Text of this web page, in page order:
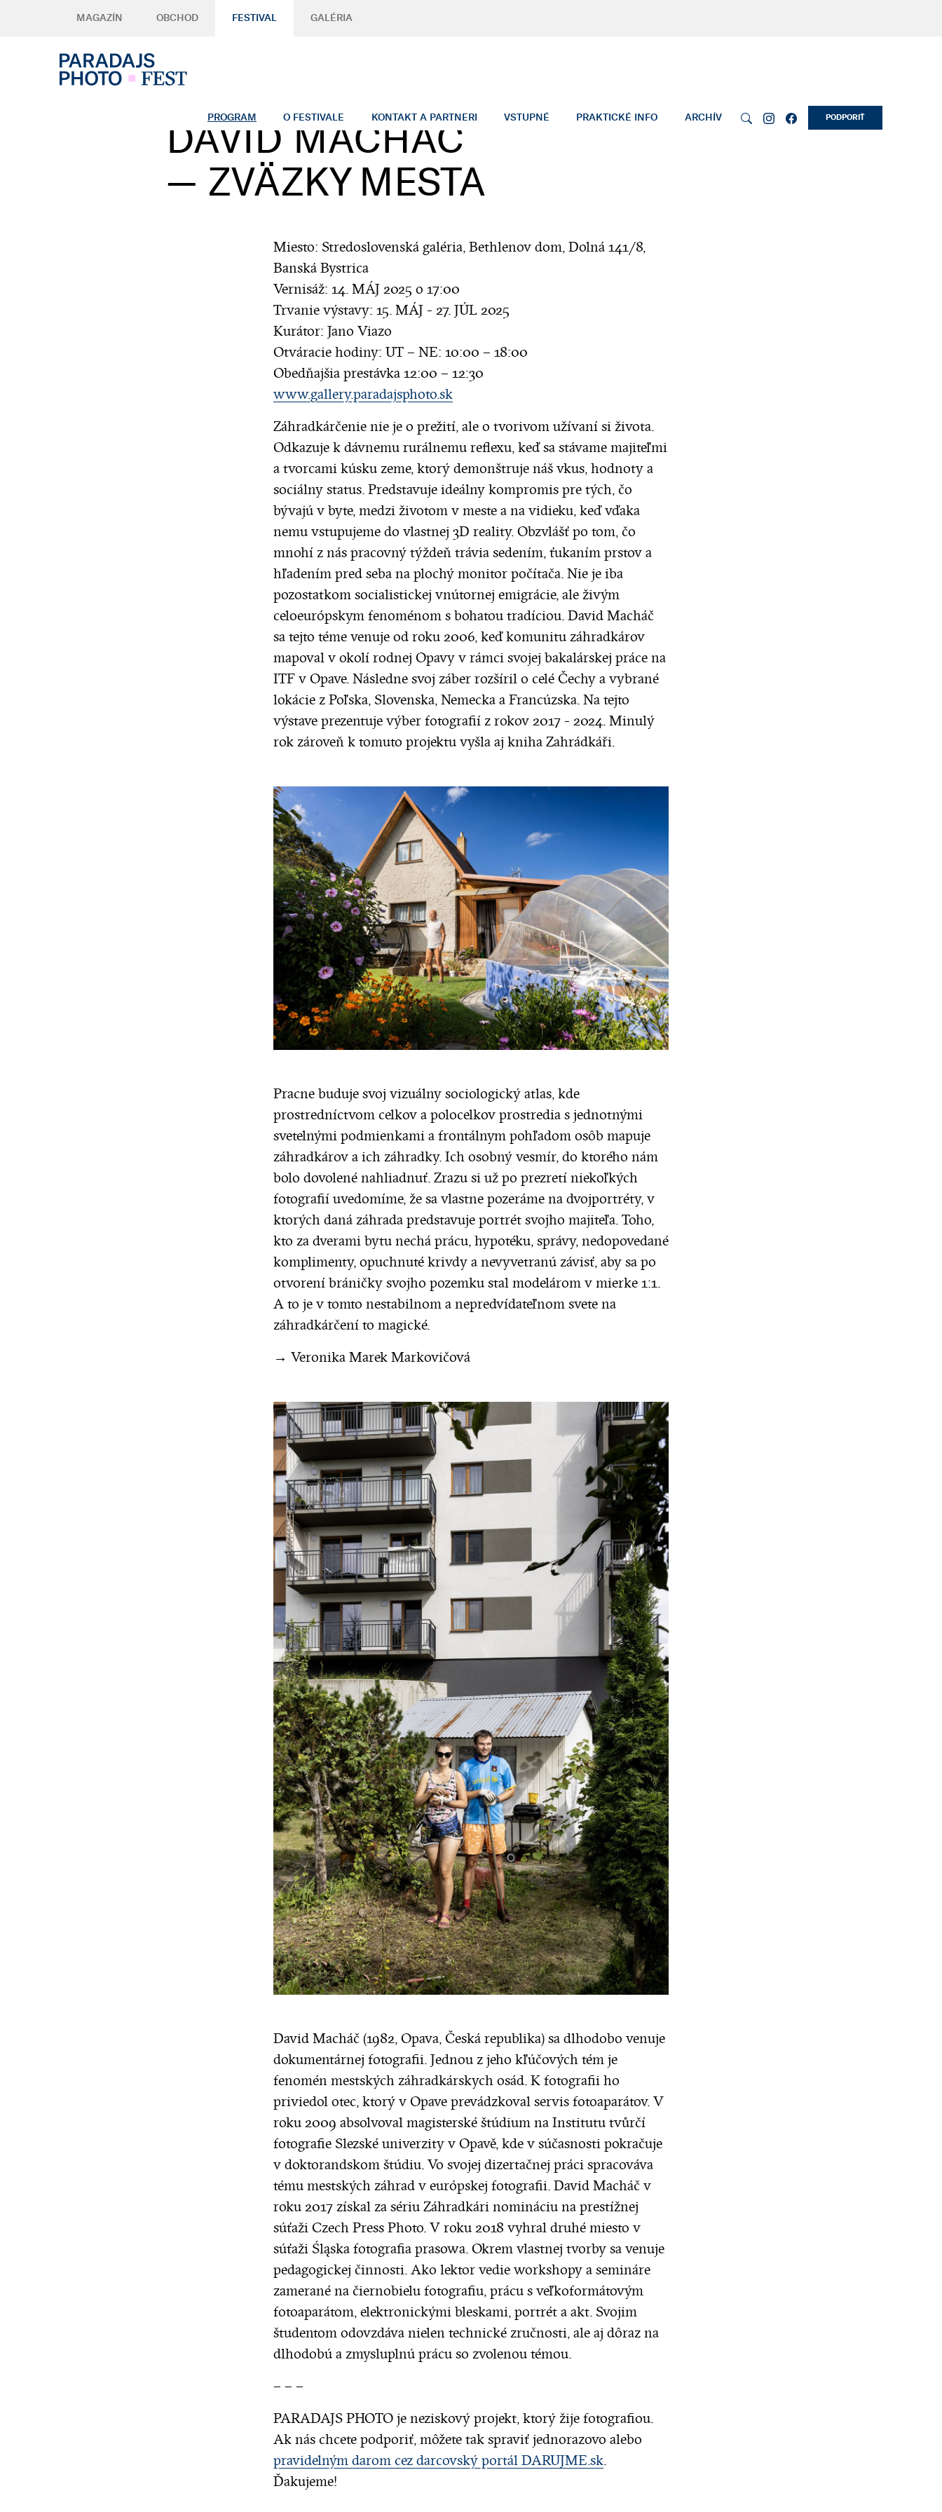
MAGAZÍN OBCHOD FESTIVAL GALÉRIA
PROGRAM O FESTIVALE KONTAKT A PARTNERI VSTUPNÉ PRAKTICKÉ INFO ARCHÍV PODPORIŤ
DAVID MACHÁČ
— ZVÄZKY MESTA
Miesto: Stredoslovenská galéria, Bethlenov dom, Dolná 141/8,
Banská Bystrica
Vernisáž: 14. MÁJ 2025 o 17:00
Trvanie výstavy: 15. MÁJ - 27. JÚL 2025
Kurátor: Jano Viazo
Otváracie hodiny: UT – NE: 10:00 – 18:00
Obedňajšia prestávka 12:00 – 12:30
www.gallery.paradajsphoto.sk
Záhradkárčenie nie je o prežití, ale o tvorivom užívaní si života.
Odkazuje k dávnemu rurálnemu reflexu, keď sa stávame majiteľmi
a tvorcami kúsku zeme, ktorý demonštruje náš vkus, hodnoty a
sociálny status. Predstavuje ideálny kompromis pre tých, čo
bývajú v byte, medzi životom v meste a na vidieku, keď vďaka
nemu vstupujeme do vlastnej 3D reality. Obzvlášť po tom, čo
mnohí z nás pracovný týždeň trávia sedením, ťukaním prstov a
hľadením pred seba na plochý monitor počítača. Nie je iba
pozostatkom socialistickej vnútornej emigrácie, ale živým
celoeurópskym fenoménom s bohatou tradíciou. David Macháč
sa tejto téme venuje od roku 2006, keď komunitu záhradkárov
mapoval v okolí rodnej Opavy v rámci svojej bakalárskej práce na
ITF v Opave. Následne svoj záber rozšíril o celé Čechy a vybrané
lokácie z Poľska, Slovenska, Nemecka a Francúzska. Na tejto
výstave prezentuje výber fotografií z rokov 2017 - 2024. Minulý
rok zároveň k tomuto projektu vyšla aj kniha Zahrádkáři.
Pracne buduje svoj vizuálny sociologický atlas, kde
prostredníctvom celkov a polocelkov prostredia s jednotnými
svetelnými podmienkami a frontálnym pohľadom osôb mapuje
záhradkárov a ich záhradky. Ich osobný vesmír, do ktorého nám
bolo dovolené nahliadnuť. Zrazu si už po prezretí niekoľkých
fotografií uvedomíme, že sa vlastne pozeráme na dvojportréty, v
ktorých daná záhrada predstavuje portrét svojho majiteľa. Toho,
kto za dverami bytu nechá prácu, hypotéku, správy, nedopovedané
komplimenty, opuchnuté krivdy a nevyvetranú závisť, aby sa po
otvorení bráničky svojho pozemku stal modelárom v mierke 1:1.
A to je v tomto nestabilnom a nepredvídateľnom svete na
záhradkárčení to magické.
→ Veronika Marek Markovičová
David Macháč (1982, Opava, Česká republika) sa dlhodobo venuje
dokumentárnej fotografii. Jednou z jeho kľúčových tém je
fenomén mestských záhradkárskych osád. K fotografii ho
priviedol otec, ktorý v Opave prevádzkoval servis fotoaparátov. V
roku 2009 absolvoval magisterské štúdium na Institutu tvůrčí
fotografie Slezské univerzity v Opavě, kde v súčasnosti pokračuje
v doktorandskom štúdiu. Vo svojej dizertačnej práci spracováva
tému mestských záhrad v európskej fotografii. David Macháč v
roku 2017 získal za sériu Záhradkári nomináciu na prestížnej
súťaži Czech Press Photo. V roku 2018 vyhral druhé miesto v
súťaži Śląska fotografia prasowa. Okrem vlastnej tvorby sa venuje
pedagogickej činnosti. Ako lektor vedie workshopy a semináre
zamerané na čiernobielu fotografiu, prácu s veľkoformátovým
fotoaparátom, elektronickými bleskami, portrét a akt. Svojim
študentom odovzdáva nielen technické zručnosti, ale aj dôraz na
dlhodobú a zmysluplnú prácu so zvolenou témou.
– – –
PARADAJS PHOTO je neziskový projekt, ktorý žije fotografiou.
Ak nás chcete podporiť, môžete tak spraviť jednorazovo alebo
pravidelným darom cez darcovský portál DARUJME.sk.
Ďakujeme!